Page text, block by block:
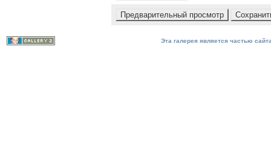
Эта галерея является частью